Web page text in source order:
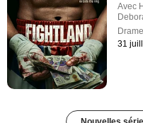
Avec
Drame
31